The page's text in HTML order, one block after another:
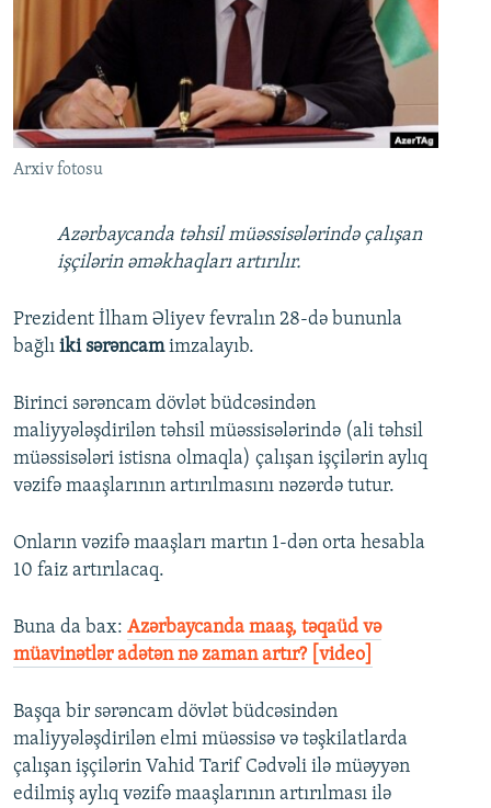
FOTOQALEREYA
İNFOQRAFIKA
KARIKATURA
OXU ZALI
AZƏRBAYCAN ƏDƏBIYYATI KITABXANASI
İSLAM VƏ DEMOKRATIYA
HAQQIMIZDA
MISSIYAMIZ
PEŞƏ ETIKASI VƏ JURNALISTIKA STANDARTLARIMIZ
BIZIMLƏ ƏLAQƏ
XƏBƏR BÜLLETENLƏRIMIZ
BIZI IZLƏ
Arxiv fotosu
Azərbaycanda təhsil müəssisələrində çalışan
işçilərin əməkhaqları artırılır.
Prezident İlham Əliyev fevralın 28-də bununla
bağlı iki sərəncamimzalayıb.
Birinci sərəncam dövlət büdcəsindən
maliyyələşdirilən təhsil müəssisələrində (ali təhsil
müəssisələri istisna olmaqla) çalışan işçilərin aylıq
vəzifə maaşlarının artırılmasını nəzərdə tutur.
Onların vəzifə maaşları martın 1-dən orta hesabla
10 faiz artırılacaq.
Buna da bax: Azərbaycanda maaş, təqaüd və
müavinətlər adətən nə zaman artır? [video]
Başqa bir sərəncam dövlət büdcəsindən
maliyyələşdirilən elmi müəssisə və təşkilatlarda
çalışan işçilərin Vahid Tarif Cədvəli ilə müəyyən
edilmiş aylıq vəzifə maaşlarının artırılması ilə